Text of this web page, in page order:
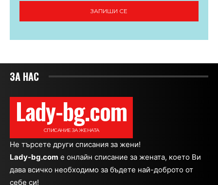
ЗАПИШИ СЕ
ЗА НАС
Lady-bg.com
СПИСАНИЕ ЗА ЖЕНАТА
Не търсете други списания за жени!
Lady-bg.com e онлайн списание за жената, което Ви
дава всичко необходимо за бъдете най-доброто от
себе си!